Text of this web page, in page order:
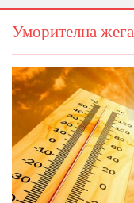
Уморителна